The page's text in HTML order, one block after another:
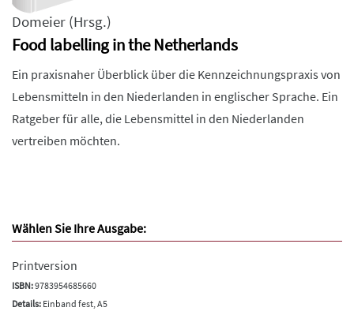
Domeier (Hrsg.)
Food labelling in the Netherlands
Ein praxisnaher Überblick über die Kennzeichnungspraxis von
Lebensmitteln in den Niederlanden in englischer Sprache. Ein
Ratgeber für alle, die Lebensmittel in den Niederlanden
vertreiben möchten.
Wählen Sie Ihre Ausgabe:
Printversion
ISBN:9783954685660
Details: Einband fest, A5